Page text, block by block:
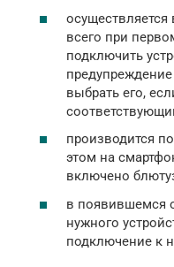
всего при
подключить
выбрать его,
производится
этом на
включено
в появившемся
нужного
подключение к